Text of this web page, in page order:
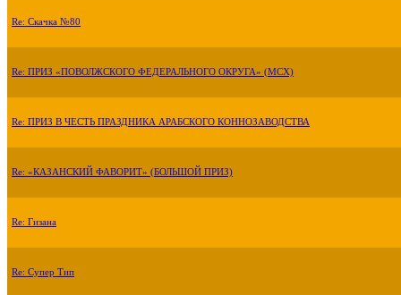
Re: Скачка №80
Re: ПРИЗ «ПОВОЛЖСКОГО ФЕДЕРАЛЬНОГО ОКРУГА» (МСХ)
Re: ПРИЗ В ЧЕСТЬ ПРАЗДНИКА АРАБСКОГО КОННОЗАВОДСТВА
Re: «КАЗАНСКИЙ ФАВОРИТ» (БОЛЬШОЙ ПРИЗ)
Re: Гизана
Re: Супер Тип